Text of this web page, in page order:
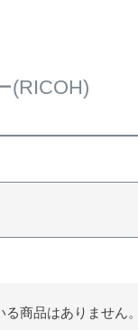
(RICOH)
商品はありません。